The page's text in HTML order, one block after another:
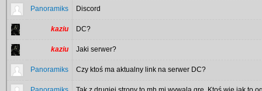
Panoramiks Discord
kaziu DC?
kaziu Jaki serwer?
Panoramiks Czy ktoś ma aktualny link na serwer DC?